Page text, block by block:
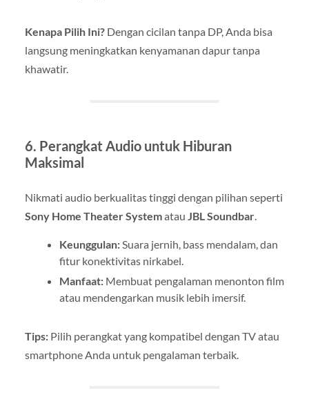
Kenapa Pilih Ini?Dengan cicilan tanpa DP, Anda bisa
langsung meningkatkan kenyamanan dapur tanpa
khawatir.
6. Perangkat Audio untuk Hiburan
Maksimal
Nikmati audio berkualitas tinggi dengan pilihan seperti
Sony Home Theater Systematau JBL Soundbar.
Keunggulan:Suara jernih, bass mendalam, dan
fitur konektivitas nirkabel.
Manfaat:Membuat pengalaman menonton film
atau mendengarkan musik lebih imersif.
Tips:Pilih perangkat yang kompatibel dengan TV atau
smartphone Anda untuk pengalaman terbaik.